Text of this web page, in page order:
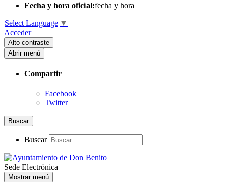
Fecha y hora oficial:fecha y hora
Select Language ▼
Acceder
Alto contraste
Abrir menú
Compartir
Facebook
Twitter
Buscar
Buscar
Sede Electrónica
Mostrar menú